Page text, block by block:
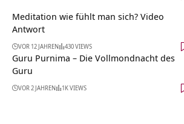
Meditation wie fühlt man sich? Video
Antwort
VOR 12 JAHREN 430 VIEWS
Guru Purnima – Die Vollmondnacht des
Guru
VOR 2 JAHREN 1K VIEWS